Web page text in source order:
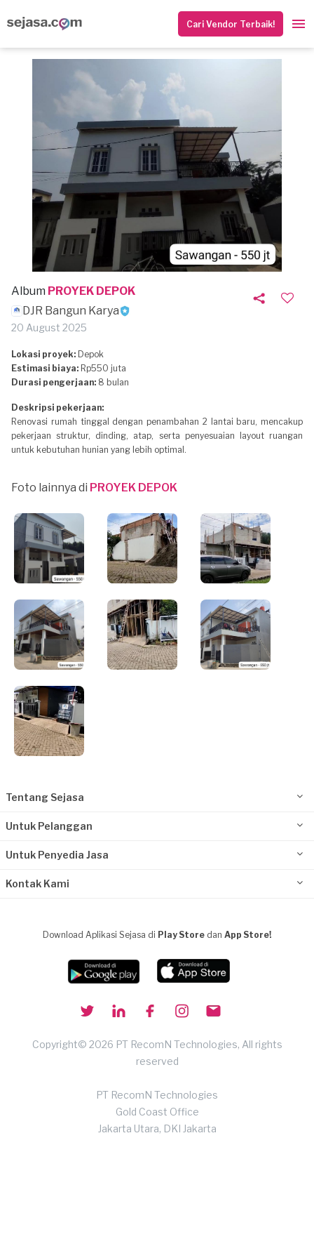
Cari Vendor Terbaik!
Album PROYEK DEPOK
DJR Bangun Karya
20 August 2025
Lokasi proyek: Depok
Estimasi biaya: Rp550 juta
Durasi pengerjaan: 8 bulan
Deskripsi pekerjaan:
Renovasi rumah tinggal dengan penambahan 2 lantai baru, mencakup
pekerjaan struktur, dinding, atap, serta penyesuaian layout ruangan
untuk kebutuhan hunian yang lebih optimal.
Foto lainnya di PROYEK DEPOK
Tentang Sejasa
Untuk Pelanggan
Untuk Penyedia Jasa
Kontak Kami
Download Aplikasi Sejasa di Play Store dan App Store!
Copyright© 2026 PT RecomN Technologies, All rights
reserved
PT RecomN Technologies
Gold Coast Office
Jakarta Utara, DKI Jakarta